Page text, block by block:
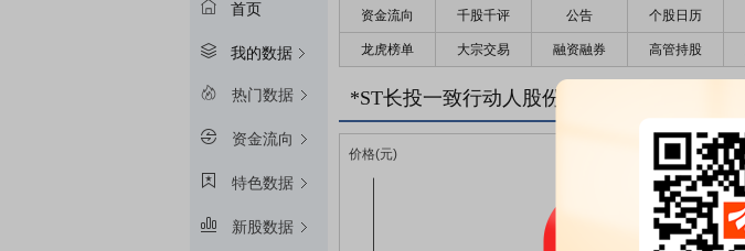
首页
我的数据
热门数据
资金流向
特色数据
新股数据
资金流向 千股千评 公告 个股日历
龙虎榜单 大宗交易 融资融券 高管持股
*ST长投一致行动人股份变化趋势图